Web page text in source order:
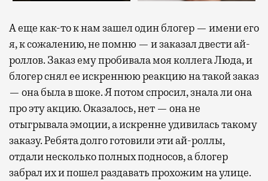
А еще как-то к нам зашел один блогер — имени его
я, к сожалению, не помню — и заказал двести ай-
роллов. Заказ ему пробивала моя коллега Люда, и
блогер снял ее искреннюю реакцию на такой заказ
— она была в шоке. Я потом спросил, знала ли она
про эту акцию. Оказалось, нет — она не
отыгрывала эмоции, а искренне удивилась такому
заказу. Ребята долго готовили эти ай-роллы,
отдали несколько полных подносов, а блогер
забрал их и пошел раздавать прохожим на улице.